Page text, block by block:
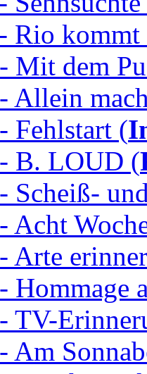
Rio kommt
Mit dem
Allein
Fehlstart (
B. LOUD (
Scheiß-
Acht
Arte
Hommage
TV-
Am